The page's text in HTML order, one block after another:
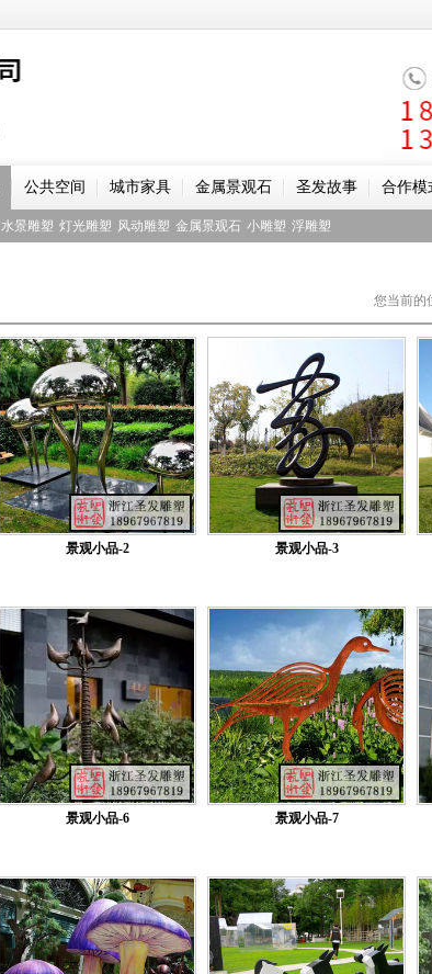
公共空间 城市家具 金属景观石 圣发故事 合作模
水景雕塑 灯光雕塑 风动雕塑 金属景观石 小雕塑 浮雕塑
您当前的
景观小品-2 景观小品-3
景观小品-6 景观小品-7